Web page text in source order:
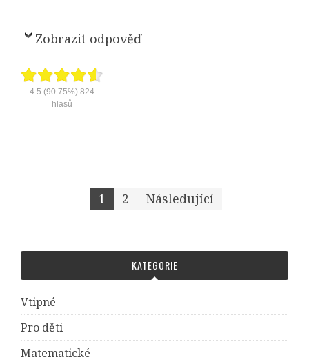
Zobrazit odpověď
4.5 (90.75%) 824
hlasů
Navigace pro příspěvky
1 2 Následující
KATEGORIE
Vtipné
Pro děti
Matematické